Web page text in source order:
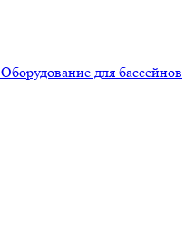
Оборудование для бассейнов